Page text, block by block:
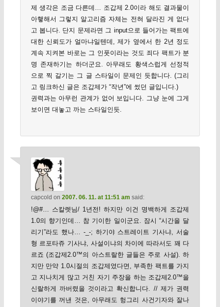
제 생각은 조금 다른데… 조갑제 2.0이라 해도 결과물이
아햏해서 그렇지 알고리즘 자체는 전혀 달라진 게 없다
고 봅니다. 단지 문제라면 그 input으로 들어가는 팩트에
대한 신뢰도가 얼마냐일텐데, 제가 옆에서 한 2년 정도
계속 지켜본 바로는 그 인풋이라는 것도 죄다 팩트가 분
명 존재하기는 하더군요. 아무래도 황색스럽게 선정적
으로 찍 갈기는 그 글 스타일이 문제인 듯합니다. (그리
고 링크하신 글은 조갑제가 “작년”에 썼던 글입니다.)
권력과는 아무런 관계가 없어 보입니다. 그냥 눈에 그게
보이면 대놓고 까는 스타일인듯.
capcold on 2007. 06. 11. at 11:51 am said:
!@#… 스칼렛님/ 1년전! 하지만 이건 명백하게 조갑제
1.0의 향기인데… 참 기이한 일이군요. 잠시 “시간을 달
리기”라도 했나… -_-; 하기야 스트레이트 기사냐, 서술
형 르포타쥬 기사냐, 사설이냐의 차이에 따라서도 꽤 다
르죠 (조갑제2.0™의 아스트랄한 글들은 주로 사설). 하
지만 만약 1.0시절의 조갑제였다면, 부족한 팩트를 가지
고 지나치게 많고 거친 자기 주장을 하는 조갑제2.0™을
신랄하게 까버렸을 것이라고 확신합니다. // 제가 권력
이야기를 꺼낸 것은, 아무래도 헝그리 사건기자와 잘나